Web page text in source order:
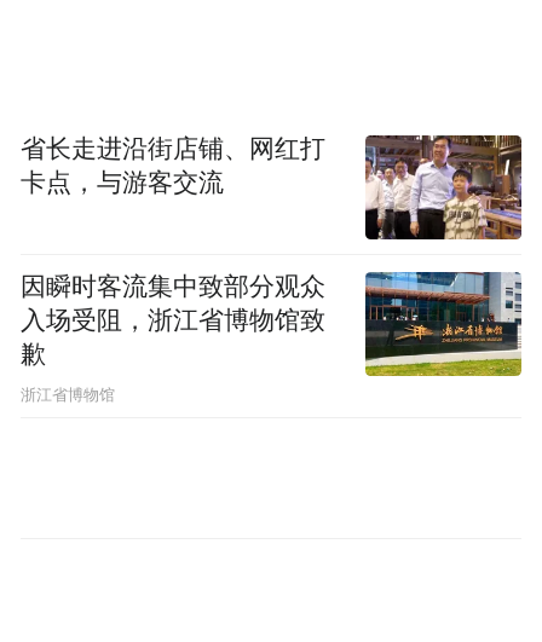
体验非遗匠心、品味山野美食、感受山居生
活等多元业态，用镜头捕捉山水之美，用笔
尖书写人文之韵，用脚步丈量栾川的夏日诗
意。
山为屏，水为帘 21℃的清凉秘境
“四河三山两道川，九山半水半分田”，栾川
省长走进沿街店铺、网红打
卡点，与游客交流
因瞬时客流集中致部分观众
入场受阻，浙江省博物馆致
歉
浙江省博物馆